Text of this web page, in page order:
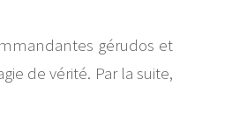
gérudos et
de vérité. Par la suite,